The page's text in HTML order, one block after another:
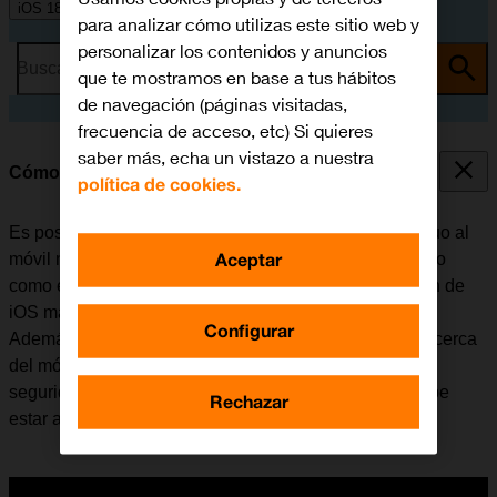
iOS 18
Busca por problema o tema
Cómo transferir la eSIM
Es posible transferir el plan de la eSIM del móvil antiguo al
móvil nuevo. Tener en cuenta que tanto el móvil antiguo
como el nuevo deben estar actualizados con la versión de
iOS más reciente y estar conectados a una red Wi-Fi.
Además, el móvil antiguo tiene que estar encendido y cerca
del móvil nuevo, debe tener configurado un código de
seguridad, pero estar desbloqueado y el Bluetooth debe
estar activado.
para analizar cómo utilizas este sitio web y
personalizar los contenidos y anuncios
que te mostramos en base a tus hábitos
de navegación (páginas visitadas,
frecuencia de acceso, etc) Si quieres
saber más, echa un vistazo a nuestra
política de cookies.
Configurar
Rechazar
Aceptar